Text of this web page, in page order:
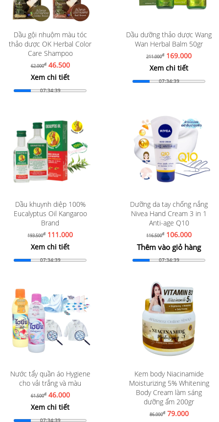
Dầu gội nhuộm màu tóc
thảo dược OK Herbal Color
Care Shampoo
62.000đ46.500
Xem chi tiết
07:34:37
Dầu dưỡng thảo dược Wang
Wan Herbal Balm 50gr
211.000đ 169.000
Xem chi tiết
07:34:37
Dầu khuynh diệp 100%
Eucalyptus Oil Kangaroo
Brand
193.500đ 111.000
Xem chi tiết
07:34:37
Dưỡng da tay chống nắng
Nivea Hand Cream 3 in 1
Anti-age Q10
116.500đ 106.000
Thêm vào giỏ hàng
07:34:37
Nước tẩy quần áo Hygiene
cho vải trắng và màu
61.500đ46.000
Xem chi tiết
07:34:37
Kem body Niacinamide
Moisturizing 5% Whitening
Body Cream làm sáng
dưỡng ẩm 200gr
86.000đ79.000